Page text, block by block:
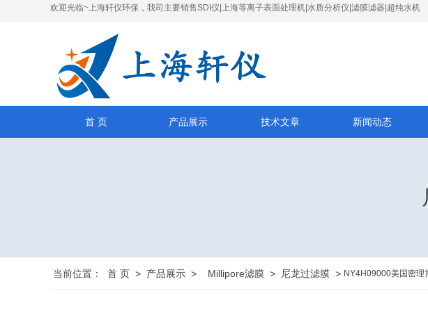
欢迎光临~上海轩仪环保，我司主要销售SDI仪|上海等离子表面处理机|水质分析仪|滤膜滤器|超纯水机
首 页 产品展示 技术文章 新闻动态
当前位置： 首 页 > 产品展示 > Millipore滤膜 > 尼龙过滤膜 > NY4H09000美国密理